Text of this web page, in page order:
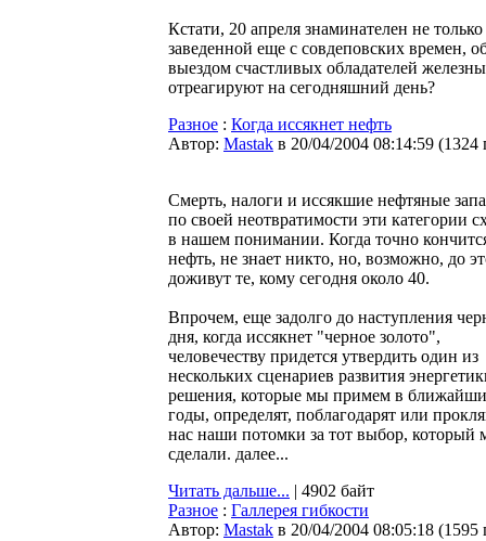
Кстати, 20 апреля знаминателен не
заведенной еще с совдеповских времен,
выездом счастливых обладателей
отреагируют на сегодняшний день?
Разное : Когда иссякнет нефть
Автор: Мastak в 20/04/2004 08:14:59 (1324
Смерть, налоги и иссякшие нефтяные
по своей неотвратимости эти категории
в нашем понимании. Когда точно
нефть, не знает никто, но, возможно, до
доживут те, кому сегодня около 40.
Впрочем, еще задолго до наступления
дня, когда иссякнет "черное золото",
человечеству придется утвердить один из
нескольких сценариев развития
решения, которые мы примем в
годы, определят, поблагодарят или
нас наши потомки за тот выбор, который
сделали. далее...
Читать дальше... | 4902 байт
Разное : Галлерея гибкости
Автор: Мastak в 20/04/2004 08:05:18 (1595